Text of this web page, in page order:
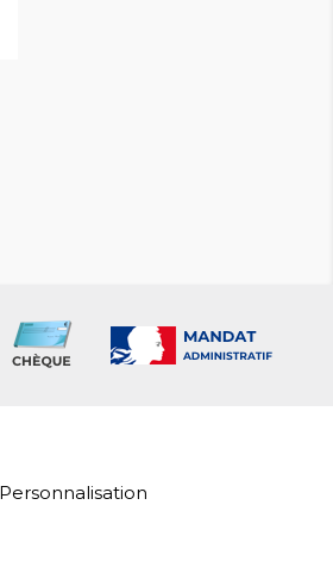
Personnalisation